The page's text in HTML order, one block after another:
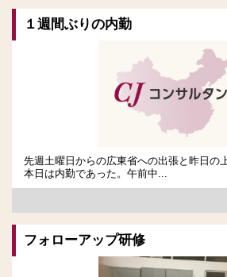
１週間ぶりの内勤
先週土曜日からの広東省への出張と昨日の
本日は内勤であった。午前中...
フォローアップ研修